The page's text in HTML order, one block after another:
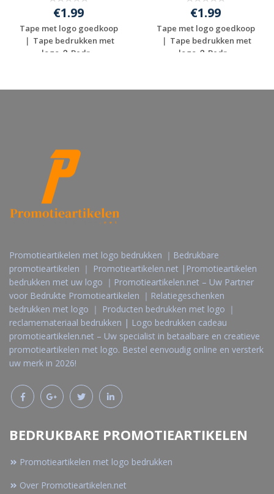
€1.99
Tape met logo goedkoop
｜ Tape bedrukken met
logo ？ Bedr...
€1.99
Tape met logo goedkoop
｜ Tape bedrukken met
logo ？ Bedr...
Promotieartikelen met logo bedrukken ｜Bedrukbare
promotieartikelen ｜ Promotieartikelen.net |Promotieartikelen
bedrukken met uw logo ｜Promotieartikelen.net – Uw Partner
voor Bedrukte Promotieartikelen ｜Relatiegeschenken
bedrukken met logo ｜ Producten bedrukken met logo ｜
reclamemateriaal bedrukken | Logo bedrukken cadeau
promotieartikelen.net – Uw specialist in betaalbare en creatieve
promotieartikelen met logo. Bestel eenvoudig online en versterk
uw merk in 2026!
BEDRUKBARE PROMOTIEARTIKELEN
Promotieartikelen met logo bedrukken
Over Promotieartikelen.net